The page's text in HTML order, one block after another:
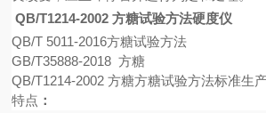
QB/T1214-2002 方糖试验方法硬度仪
QB/T 5011-2016方糖试验方法
GB/T35888-2018 方糖
QB/T1214-2002 方糖方糖试验方法标准生
特点 ：